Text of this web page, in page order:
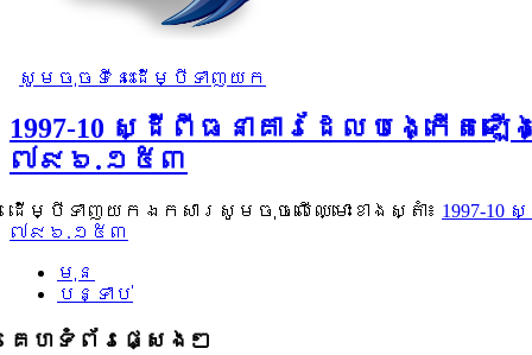
សូមចុចទីនេះដើម្បីទាញយក
1997-10 ស្ដីពីធនាគារដែលបង្ក
៧៩៦.១៥៣
ដើម្បីទាញយកឯកសារសូមចុចលើឈ្មោះខាងស្តាំ៖ 1997-
៧៩៦.១៥៣
មុន
បន្ទាប់
គេហទំព័រផ្សេងៗ